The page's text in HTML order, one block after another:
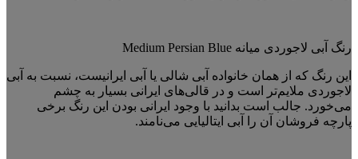
رنگ آبی لاجوردی میانه Medium Persian Blue
این رنگ که از همان خانواده آبی شالی یا آبی ایرانیست، نسبت به آبی
لاجوردی ملایم‌تر است و در قالی‌های ایرانی بسیار به چشم
می‌خورد. جالب است بدانید با وجود ایرانی بودن این رنگ برخی
پارچه فروشان آن را آبی ایتالیایی می‌نامند.